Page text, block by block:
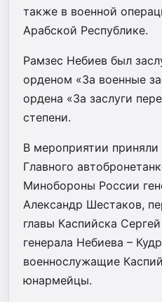
также в военной
Арабской Республике.
Рамзес Небиев был
орденом «За военные
ордена «За заслуги
степени.
В мероприятии приняли
Главного
Минобороны России
Александр Шестаков,
главы Каспийска
генерала Небиева –
военнослужащие
юнармейцы.